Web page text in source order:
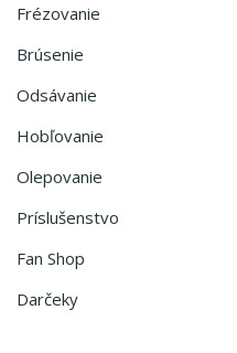
Frézovanie
Brúsenie
Odsávanie
Hobľovanie
Olepovanie
Príslušenstvo
Fan Shop
Darčeky